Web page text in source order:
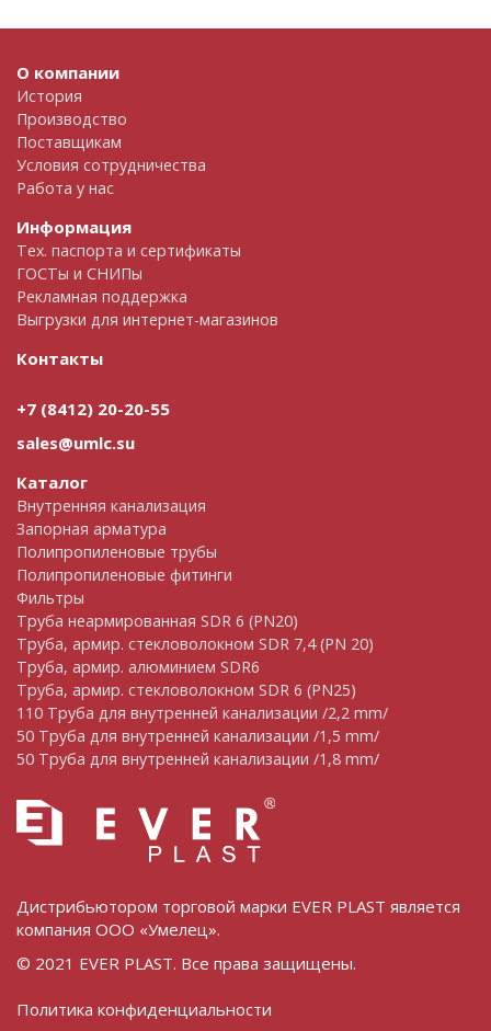
О компании
История
Производство
Поставщикам
Условия сотрудничества
Работа у нас
Информация
Тех. паспорта и сертификаты
ГОСТы и СНИПы
Рекламная поддержка
Выгрузки для интернет-магазинов
Контакты
+7 (8412) 20-20-55
sales@umlc.su
Каталог
Внутренняя канализация
Запорная арматура
Полипропиленовые трубы
Полипропиленовые фитинги
Фильтры
Труба неармированная SDR 6 (PN20)
Труба, армир. cтекловолокном SDR 7,4 (PN 20)
Труба, армир. алюминием SDR6
Труба, армир. стекловолокном SDR 6 (PN25)
110 Труба для внутренней канализации /2,2 mm/
50 Труба для внутренней канализации /1,5 mm/
50 Труба для внутренней канализации /1,8 mm/
Дистрибьютором торговой марки EVER PLAST является
компания ООО «Умелец».
© 2021 EVER PLAST. Все права защищены.
Политика конфиденциальности